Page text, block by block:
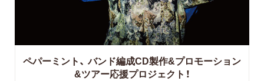
ペパーミント、 バンド編成CD製作&プロモーション
&ツアー応援プロジェクト！